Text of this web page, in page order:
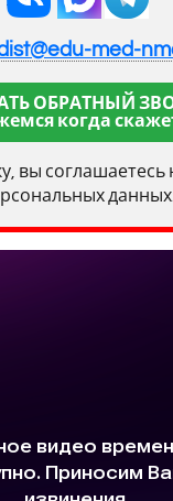
med-
ОБРАТНЫЙ
когда
вы соглашаетесь
данных.